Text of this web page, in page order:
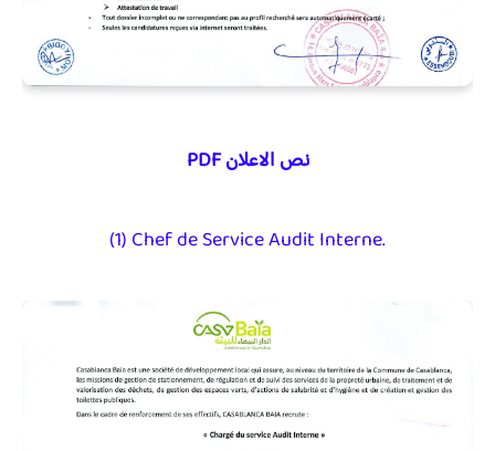
نص الاعلان PDF
(1) Chef de Service Audit Interne.